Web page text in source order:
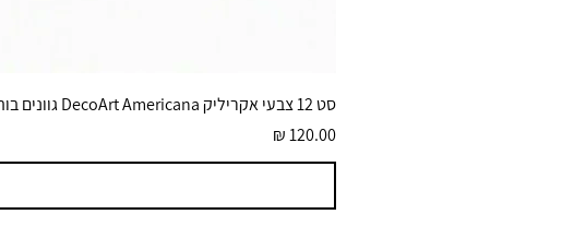
סט 12 צבעי אקריליק DecoArt Americana גוונים בוהקים 59 מ״ל
מחיר